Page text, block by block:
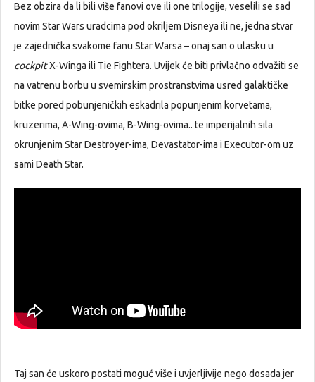
Bez obzira da li bili više fanovi ove ili one trilogije, veselili se sad
novim Star Wars uradcima pod okriljem Disneya ili ne, jedna stvar
je zajednička svakome fanu Star Warsa – onaj san o ulasku u
cockpitX-Winga ili Tie Fightera. Uvijek će biti privlačno odvažiti se
na vatrenu borbu u svemirskim prostranstvima usred galaktičke
bitke pored pobunjeničkih eskadrila popunjenim korvetama,
kruzerima, A-Wing-ovima, B-Wing-ovima.. te imperijalnih sila
okrunjenim Star Destroyer-ima, Devastator-ima i Executor-om uz
sami Death Star.
Taj san će uskoro postati moguć više i uvjerljivije nego dosada jer